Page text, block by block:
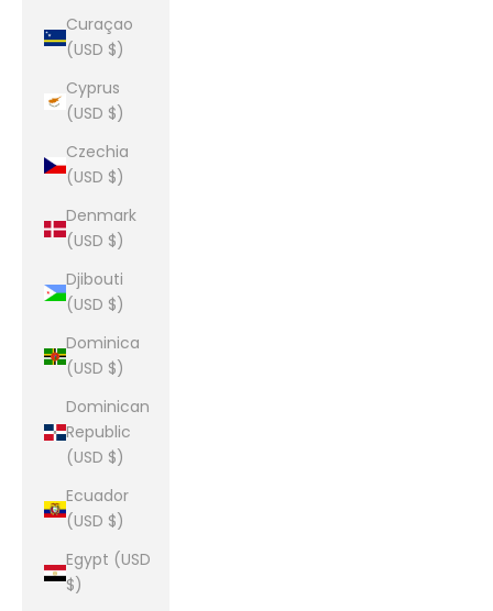
Curaçao
(USD $)
Cyprus
(USD $)
Czechia
(USD $)
Denmark
(USD $)
Djibouti
(USD $)
Dominica
(USD $)
Dominican
Republic
(USD $)
Ecuador
(USD $)
Egypt (USD
$)